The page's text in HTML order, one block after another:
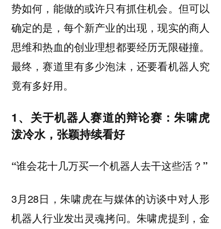
势如何，能做的或许只有抓住机会。 但可以
确定的是，每个新产业的出现，现实的商人
思维和热血的创业理想都要经历无限碰撞。
最终，赛道里有多少泡沫，还要看机器人究
竟有多好用。
1、关于机器人赛道的辩论赛：朱啸虎
泼冷水，张颖持续看好
“谁会花十几万买一个机器人去干这些活？”
3月28日，朱啸虎在与媒体的访谈中对人形
机器人行业发出灵魂拷问。朱啸虎提到，金